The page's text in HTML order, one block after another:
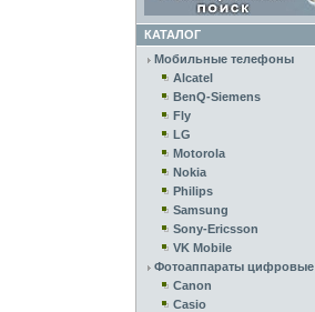
КАТАЛОГ
Мобильные телефоны
Alcatel
BenQ-Siemens
Fly
LG
Motorola
Nokia
Philips
Samsung
Sony-Ericsson
VK Mobile
Фотоаппараты цифровые
Canon
Casio